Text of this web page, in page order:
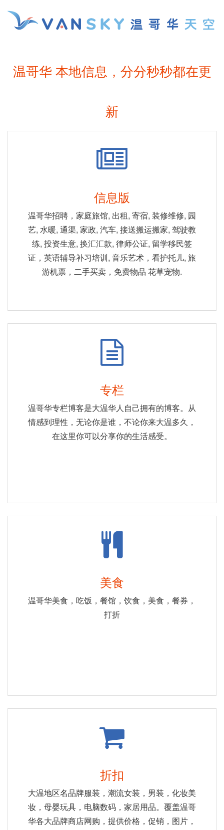
温哥华 本地信息，分分秒秒都在更
新
信息版
温哥华招聘，家庭旅馆, 出租, 寄宿, 装修维修, 园
艺, 水暖, 通渠, 家政, 汽车, 接送搬运搬家, 驾驶教
练, 投资生意, 换汇汇款, 律师公证, 留学移民签
证，英语辅导补习培训, 音乐艺术，看护托儿, 旅
游机票，二手买卖，免费物品 花草宠物.
专栏
温哥华专栏博客是大温华人自己拥有的博客。从
情感到理性，无论你是谁，不论你来大温多久，
在这里你可以分享你的生活感受。
美食
温哥华美食，吃饭，餐馆，饮食，美食，餐券，
打折
折扣
大温地区名品牌服装，潮流女装，男装，化妆美
妆，母婴玩具，电脑数码，家居用品。覆盖温哥
华各大品牌商店网购，提供价格，促销，图片，